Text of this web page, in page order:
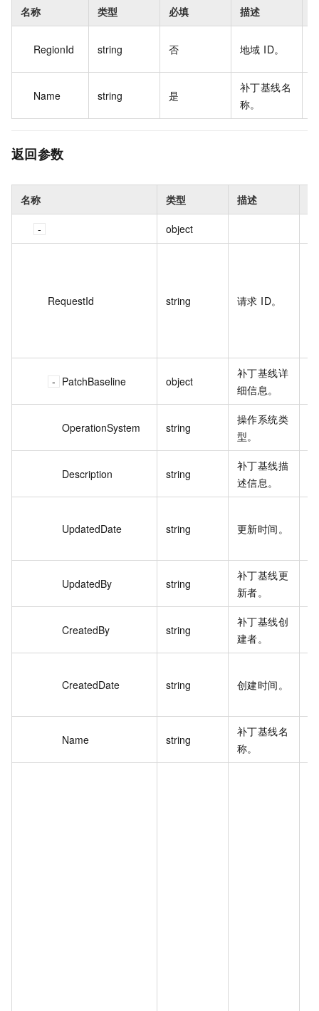
名称 类型 必填 描述
RegionId string 否 地域 ID。
Name string 是
补丁基线名
称。
返回参数
名称 类型 描述
object
RequestId string 请求 ID。
PatchBaseline object
补丁基线详
细信息。
OperationSystem string
操作系统类
型。
Description string
补丁基线描
述信息。
UpdatedDate string 更新时间。
UpdatedBy string
补丁基线更
新者。
CreatedBy string
补丁基线创
建者。
CreatedDate string 创建时间。
Name string
补丁基线名
称。